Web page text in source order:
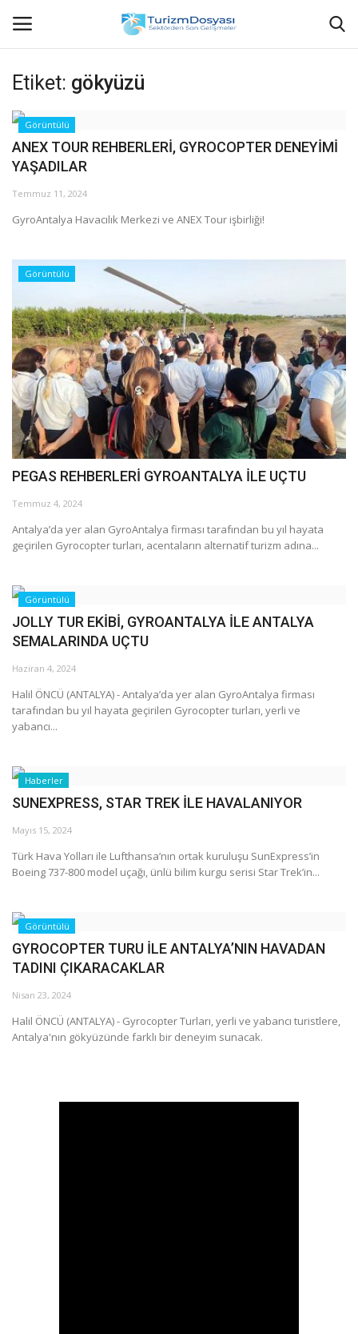
Anasayfa
Bize Ulaşın
Künye
Halil ÖNCÜ kimdir?
KVKK Aydınlatma Metni
Haberler
Görüntülü
Araştırma - İnceleme
Lezzet Durakları
Röportajlar
Yorumlar
Video Tanıtım
Galeri
Etiket: gökyüzü
Görüntülü
ANEX TOUR REHBERLERİ, GYROCOPTER DENEYİMİ
YAŞADILAR
Temmuz 11, 2024
GyroAntalya Havacılık Merkezi ve ANEX Tour işbirliği!
Görüntülü
PEGAS REHBERLERİ GYROANTALYA İLE UÇTU
Temmuz 4, 2024
Antalya’da yer alan GyroAntalya firması tarafından bu yıl hayata
geçirilen Gyrocopter turları, acentaların alternatif turizm adına...
Görüntülü
JOLLY TUR EKİBİ, GYROANTALYA İLE ANTALYA
SEMALARINDA UÇTU
Haziran 4, 2024
Halil ÖNCÜ (ANTALYA) - Antalya’da yer alan GyroAntalya firması
tarafından bu yıl hayata geçirilen Gyrocopter turları, yerli ve
yabancı...
Haberler
SUNEXPRESS, STAR TREK İLE HAVALANIYOR
Mayıs 15, 2024
Türk Hava Yolları ile Lufthansa’nın ortak kuruluşu SunExpress’in
Boeing 737-800 model uçağı, ünlü bilim kurgu serisi Star Trek’in...
Görüntülü
GYROCOPTER TURU İLE ANTALYA’NIN HAVADAN
TADINI ÇIKARACAKLAR
Nisan 23, 2024
Halil ÖNCÜ (ANTALYA) - Gyrocopter Turları, yerli ve yabancı turistlere,
Antalya'nın gökyüzünde farklı bir deneyim sunacak.